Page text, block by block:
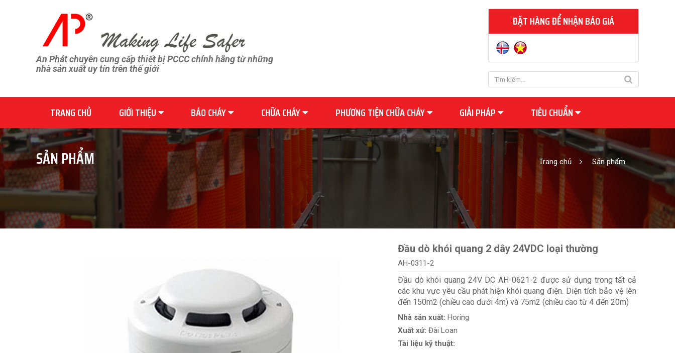
An Phát chuyên cung cấp thiết bị PCCC chính hãng từ những
nhà sản xuất uy tín trên thế giới
ĐẶT HÀNG ĐỂ NHẬN BÁO GIÁ
TRANG CHỦ GIỚI THIỆU BÁO CHÁY CHỮA CHÁY PHƯƠNG TIỆN CHỮA CHÁY GIẢI PHÁP TIÊU CHUẨN
SẢN PHẨM Trang chủ Sản phẩm
Đầu dò khói quang 2 dây 24VDC loại thường
AH-0311-2
Đầu dò khói quang 24V DC AH-0621-2 được sử dụng trong tất cả
các khu vực yêu cầu phát hiện khói quang điện. Diện tích bảo vệ lên
đến 150m2 (chiều cao dưới 4m) và 75m2 (chiều cao từ 4 đến 20m)
Nhà sản xuất: Horing
Xuất xứ: Đài Loan
Tài liệu kỹ thuật: